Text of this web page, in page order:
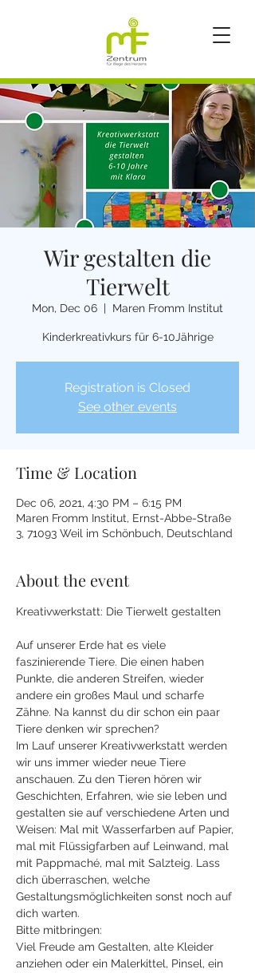
Wir gestalten die
Tierwelt
Mon, Dec 06
  |
Maren Fromm Institut
Kinderkreativkurs für 6-10Jährige
Registration is Closed
See other events
Time & Location
Dec 06, 2021, 4:30 PM – 6:15 PM
Maren Fromm Institut, Ernst-Abbe-Straße
3, 71093 Weil im Schönbuch, Deutschland
About the event
Kreativwerkstatt: Die Tierwelt gestalten
Auf unserer Erde hat es viele
faszinierende Tiere. Die einen haben
Punkte, die anderen Streifen, wieder
andere ein großes Maul und scharfe
Zähne. Na kannst du dir schon ein paar
Tiere denken wir sprechen?
Im Lauf unserer Kreativwerkstatt werden
wir uns immer wieder neue Tiere
anschauen. Zu den Tieren hören wir
Geschichten, Erfahren, wie sie leben und
gestalten sie auf verschiedene Arten und
Weisen: Mal mit Wasserfarben auf Papier,
mal mit Flüssigfarben auf Leinwand, mal
mit Pappmaché, mal mit Salzteig. Lass
dich überraschen, welche
Gestaltungsmöglichkeiten sonst noch auf
dich warten.
Bitte mitbringen:
Viel Freude am Gestalten, alte Kleider
anziehen oder ein Malerkittel, Pinsel, ein